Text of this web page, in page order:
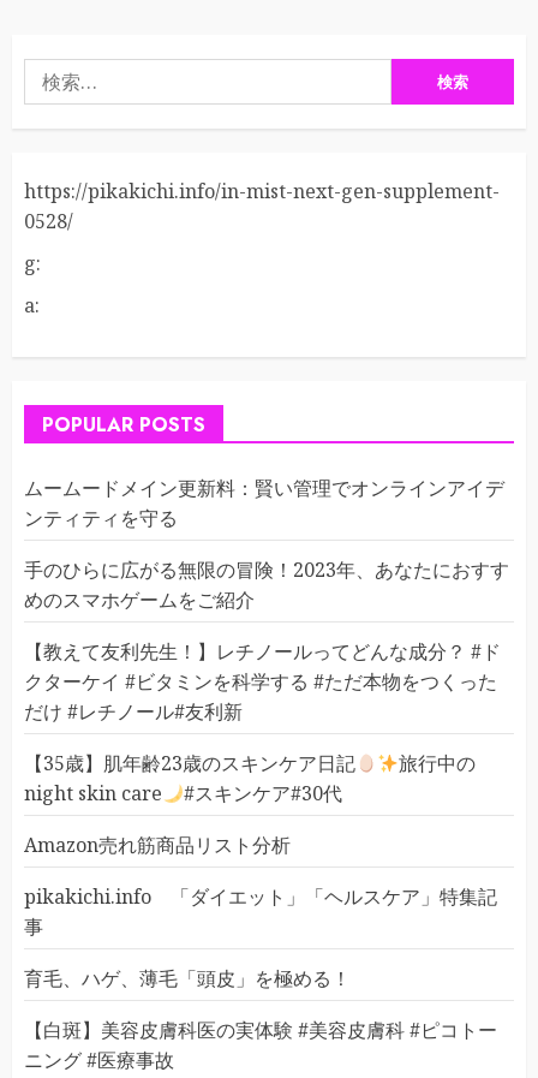
索:
https://pikakichi.info/in-mist-next-gen-supplement-
0528/
g:
a:
POPULAR POSTS
ムームードメイン更新料：賢い管理でオンラインアイデ
ンティティを守る
手のひらに広がる無限の冒険！2023年、あなたにおすす
めのスマホゲームをご紹介
【教えて友利先生！】レチノールってどんな成分？ #ド
クターケイ #ビタミンを科学する #ただ本物をつくった
だけ #レチノール#友利新
【35歳】肌年齢23歳のスキンケア日記
旅行中の
night skin care
#スキンケア#30代
Amazon売れ筋商品リスト分析
pikakichi.info 「ダイエット」「ヘルスケア」特集記
事
育毛、ハゲ、薄毛「頭皮」を極める！
【白斑】美容皮膚科医の実体験 #美容皮膚科 #ピコトー
ニング #医療事故